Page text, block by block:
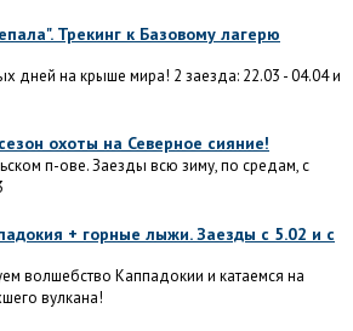
Трекинг к Базовому лагерю
дней на крыше мира! 2 заезда: 22.03 - 04.04 и
охоты на Северное сияние!
п-ове. Заезды всю зиму, по средам, с
+ горные лыжи. Заезды с 5.02 и с
волшебство Каппадокии и катаемся на
вулкана!